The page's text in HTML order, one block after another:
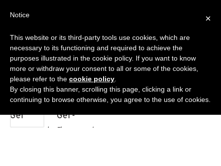
content
Sanisplit.de
WC-ZERKLEINERER – ONLINE-VERKAUF DURCH DEA S.R.L.S.
×
Notice
This website or its third-party tools use cookies, which are
necessary to its functioning and required to achieve the
purposes illustrated in the cookie policy. If you want to know
more or withdraw your consent to all or some of the cookies,
please refer to the cookie policy
By closing this banner, scrolling this page, clicking a link or
continuing to browse otherwise, you agree to the use of cookies.